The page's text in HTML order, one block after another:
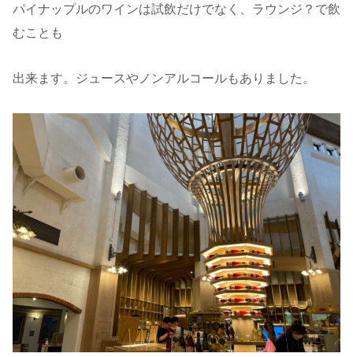
パイナップルのワインは試飲だけでなく、ラウンジ？で飲
むことも
出来ます。ジュースやノンアルコールもありました。